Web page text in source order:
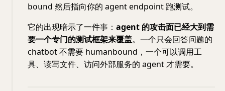
bound 然后指向你的 agent endpoint 跑测试。
它的出现暗示了一件事： agent 的攻击面已经大到需
要一个专门的测试框架来覆盖。一个只会回答问题的
chatbot 不需要 humanbound，一个可以调用工
具、读写文件、访问外部服务的 agent 才需要。